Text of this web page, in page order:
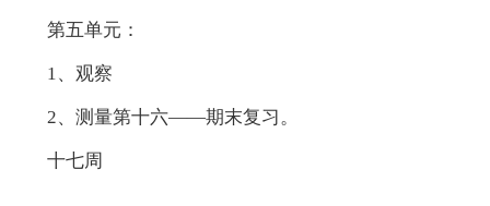
第五单元：
1、观察
2、测量第十六——期末复习。
十七周